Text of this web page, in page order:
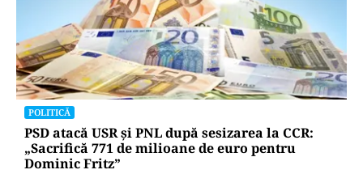
POLITICĂ
PSD atacă USR și PNL după sesizarea la CCR:
„Sacrifică 771 de milioane de euro pentru
Dominic Fritz”